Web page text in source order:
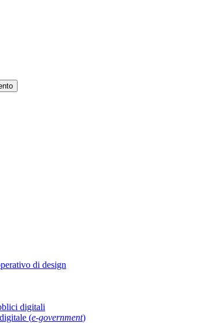
di design
digitali
(e-government)